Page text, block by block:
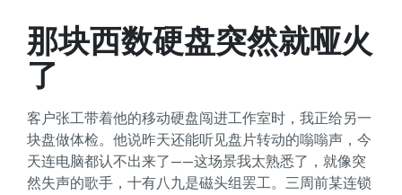
那块西数硬盘突然就哑火
了
客户张工带着他的移动硬盘闯进工作室时，我正给另一
块盘做体检。他说昨天还能听见盘片转动的嗡嗡声，今
天连电脑都认不出来了——这场景我太熟悉了，就像突
然失声的歌手，十有八九是磁头组罢工。三周前某连锁